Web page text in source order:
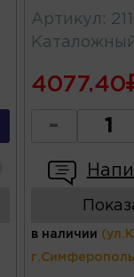
Артикул :
4077.40
-
в наличии